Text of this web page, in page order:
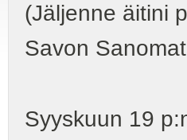
(Jäljenne äitini
Savon
Syyskuun 19